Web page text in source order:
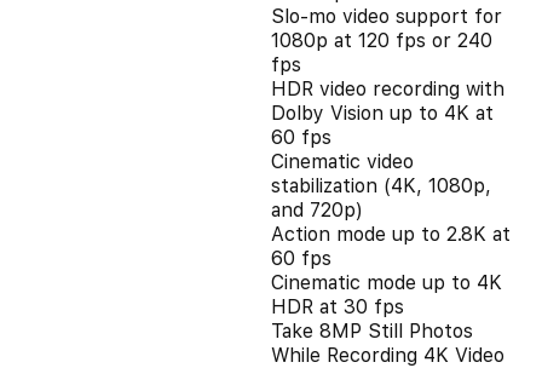
Slo‑mo video support for
1080p at 120 fps or 240
fps
HDR video recording with
Dolby Vision up to 4K at
60 fps
Cinematic video
stabilization (4K, 1080p,
and 720p)
Action mode up to 2.8K at
60 fps
Cinematic mode up to 4K
HDR at 30 fps
Take 8MP Still Photos
While Recording 4K Video